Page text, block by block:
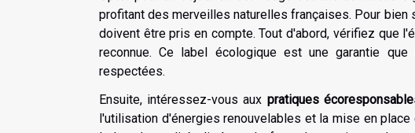
profitant des merveilles naturelles françaises. Pour
doivent être pris en compte. Tout d'abord, vérifiez que
reconnue. Ce label écologique est une garantie
respectées.
Ensuite, intéressez-vous aux pratiques
l'utilisation d'énergies renouvelables et la mise en